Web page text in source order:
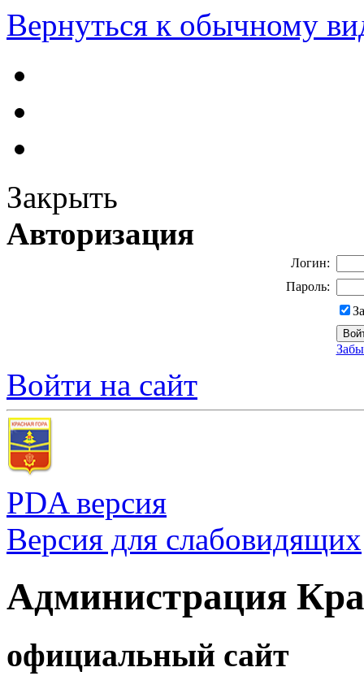
Вернуться к обычному
Закрыть
Авторизация
Логин:
Пароль:
Войти на сайт
PDA версия
Версия для слабовидящих
Администрация
официальный сайт